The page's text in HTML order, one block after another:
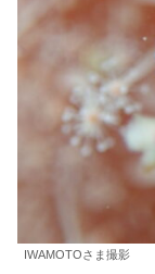
IWAMOTOさま撮影